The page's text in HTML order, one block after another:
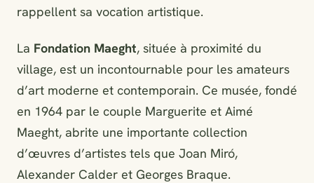
rappellent sa vocation artistique.
La Fondation Maeght, située à proximité du
village, est un incontournable pour les amateurs
d’art moderne et contemporain. Ce musée, fondé
en 1964 par le couple Marguerite et Aimé
Maeght, abrite une importante collection
d’œuvres d’artistes tels que Joan Miró,
Alexander Calder et Georges Braque.